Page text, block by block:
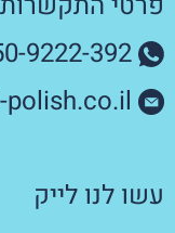
9222-392
עשו לנו לייק